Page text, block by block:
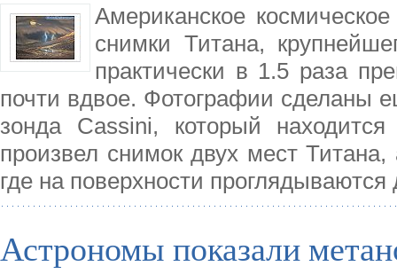
Американское
снимки Титана,
практически в 1.5 раза
почти вдвое. Фотографии сделаны
зонда Cassini, который
произвел снимок двух мест
где на поверхности
Астрономы показали